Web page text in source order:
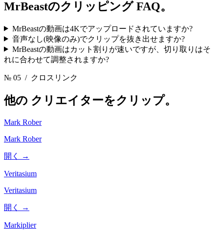
MrBeastのクリッピングFAQ。
MrBeastの動画は4Kでアップロードされていますか?
音声なし(映像のみ)でクリップを抜き出せますか?
MrBeastの動画はカット割りが速いですが、切り取りはそ
れに合わせて調整されますか?
№ 05 / クロスリンク
他の クリエイターをクリップ。
Mark Rober
Mark Rober
開く →
Veritasium
Veritasium
開く →
Markiplier